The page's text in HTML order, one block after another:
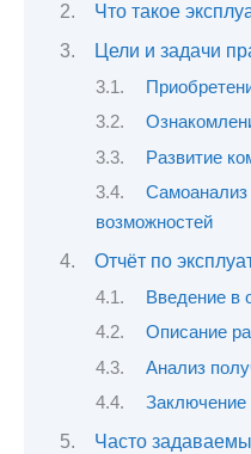
Что такое
Цели и задачи
Развитие
Самоанализ
возможностей
Отчёт по
Введение в
Описание
Анализ
Заключение
Часто